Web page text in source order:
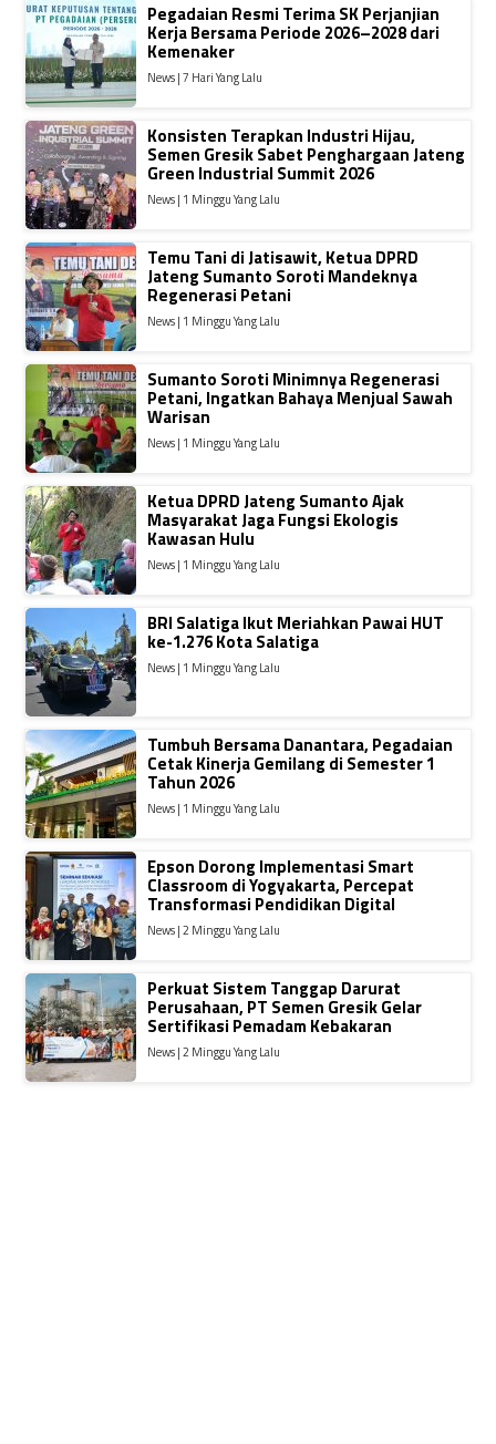
Pegadaian Resmi Terima SK Perjanjian
Kerja Bersama Periode 2026–2028 dari
Kemenaker
News | 7 Hari Yang Lalu
Konsisten Terapkan Industri Hijau,
Semen Gresik Sabet Penghargaan Jateng
Green Industrial Summit 2026
News | 1 Minggu Yang Lalu
Temu Tani di Jatisawit, Ketua DPRD
Jateng Sumanto Soroti Mandeknya
Regenerasi Petani
News | 1 Minggu Yang Lalu
Sumanto Soroti Minimnya Regenerasi
Petani, Ingatkan Bahaya Menjual Sawah
Warisan
News | 1 Minggu Yang Lalu
Ketua DPRD Jateng Sumanto Ajak
Masyarakat Jaga Fungsi Ekologis
Kawasan Hulu
News | 1 Minggu Yang Lalu
BRI Salatiga Ikut Meriahkan Pawai HUT
ke-1.276 Kota Salatiga
News | 1 Minggu Yang Lalu
Tumbuh Bersama Danantara, Pegadaian
Cetak Kinerja Gemilang di Semester 1
Tahun 2026
News | 1 Minggu Yang Lalu
Epson Dorong Implementasi Smart
Classroom di Yogyakarta, Percepat
Transformasi Pendidikan Digital
News | 2 Minggu Yang Lalu
Perkuat Sistem Tanggap Darurat
Perusahaan, PT Semen Gresik Gelar
Sertifikasi Pemadam Kebakaran
News | 2 Minggu Yang Lalu